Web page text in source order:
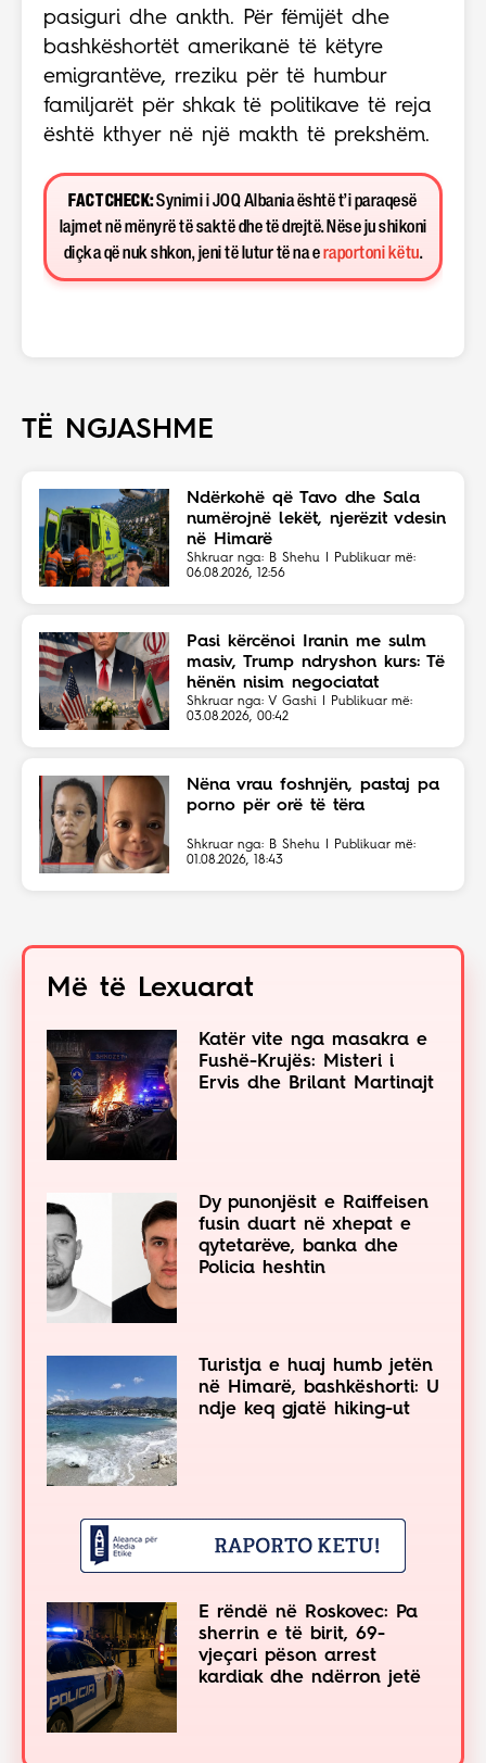
pasiguri dhe ankth. Për fëmijët dhe
bashkëshortët amerikanë të këtyre
emigrantëve, rreziku për të humbur
familjarët për shkak të politikave të reja
është kthyer në një makth të prekshëm.
FACT CHECK:Synimi i JOQ Albania është t’i paraqesë
lajmet në mënyrë të saktë dhe të drejtë. Nëse ju shikoni
diçka që nuk shkon, jeni të lutur të na e raportoni këtu.
TË NGJASHME
Ndërkohë që Tavo dhe Sala
numërojnë lekët, njerëzit vdesin
në Himarë
Shkruar nga: B Shehu | Publikuar më:
06.08.2026, 12:56
Pasi kërcënoi Iranin me sulm
masiv, Trump ndryshon kurs: Të
hënën nisim negociatat
Shkruar nga: V Gashi | Publikuar më:
03.08.2026, 00:42
Nëna vrau foshnjën, pastaj pa
porno për orë të tëra
Shkruar nga: B Shehu | Publikuar më:
01.08.2026, 18:43
Më të Lexuarat
Katër vite nga masakra e
Fushë-Krujës: Misteri i
Ervis dhe Brilant Martinajt
Dy punonjësit e Raiffeisen
fusin duart në xhepat e
qytetarëve, banka dhe
Policia heshtin
Turistja e huaj humb jetën
në Himarë, bashkëshorti: U
ndje keq gjatë hiking-ut
E rëndë në Roskovec: Pa
sherrin e të birit, 69-
vjeçari pëson arrest
kardiak dhe ndërron jetë